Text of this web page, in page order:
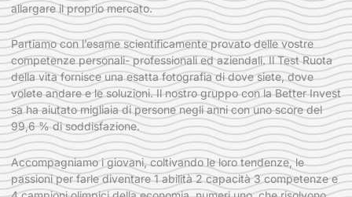
allargare il proprio mercato.
Partiamo con l’esame scientificamente provato delle vostre
competenze personali- professionali ed aziendali. Il Test Ruota
della vita fornisce una esatta fotografia di dove siete, dove
volete andare e le soluzioni. Il nostro gruppo con la Better Invest
sa ha aiutato migliaia di persone negli anni con uno score del
99,6 % di soddisfazione.
Accompagniamo i giovani, coltivando le loro tendenze, le
passioni per farle diventare 1 abilità 2 capacità 3 competenze e